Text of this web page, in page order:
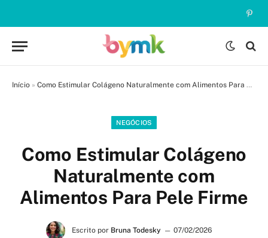
Início » Como Estimular Colágeno Naturalmente com Alimentos Para Pele Firme
NEGÓCIOS
Como Estimular Colágeno
Naturalmente com
Alimentos Para Pele Firme
Escrito por Bruna Todesky
07/02/2026